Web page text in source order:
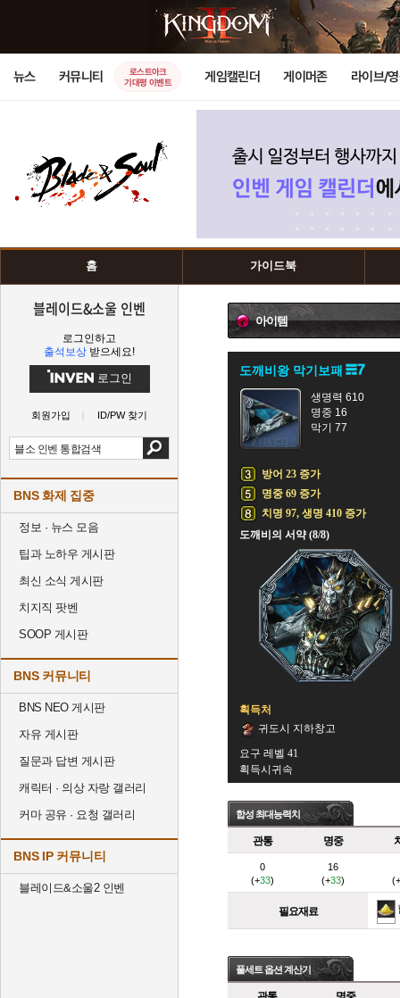
뉴스 커뮤니티
로스트아크
기대평 이벤트
게임캘린더 게이머존 라이브/
홈 가이드북
블레이드&소울 인벤
로그인하고
출석보상 받으세요!
로그인
회원가입 ID/PW 찾기
BNS 화제 집중
정보 · 뉴스 모음
팁과 노하우 게시판
최신 소식 게시판
치지직 팟벤
SOOP 게시판
BNS 커뮤니티
BNS NEO 게시판
자유 게시판
질문과 답변 게시판
캐릭터 · 의상 자랑 갤러리
커마 공유 · 요청 갤러리
BNS IP 커뮤니티
블레이드&소울2 인벤
아이템
도깨비왕 막기보패
생명력 610
명중 16
막기 77
방어 23 증가
명중 69 증가
치명 97, 생명 410 증가
도깨비의 서약 (8/8)
획득처
귀도시 지하창고
요구 레벨 41
획득시귀속
합성 최대능력치
관통 명중
0
(+33)
16
(+33) (+
필요재료
풀세트 옵션 계산기